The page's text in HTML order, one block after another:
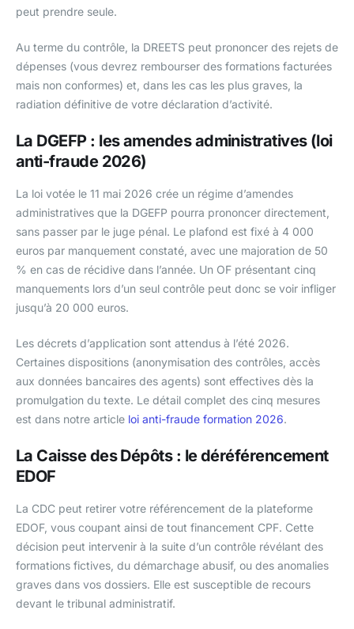
peut prendre seule.
Au terme du contrôle, la DREETS peut prononcer des rejets de
dépenses (vous devrez rembourser des formations facturées
mais non conformes) et, dans les cas les plus graves, la
radiation définitive de votre déclaration d’activité.
La DGEFP : les amendes administratives (loi
anti-fraude 2026)
La loi votée le 11 mai 2026 crée un régime d’amendes
administratives que la DGEFP pourra prononcer directement,
sans passer par le juge pénal. Le plafond est fixé à 4 000
euros par manquement constaté, avec une majoration de 50
% en cas de récidive dans l’année. Un OF présentant cinq
manquements lors d’un seul contrôle peut donc se voir infliger
jusqu’à 20 000 euros.
Les décrets d’application sont attendus à l’été 2026.
Certaines dispositions (anonymisation des contrôles, accès
aux données bancaires des agents) sont effectives dès la
promulgation du texte. Le détail complet des cinq mesures
est dans notre article loi anti-fraude formation 2026.
La Caisse des Dépôts : le déréférencement
EDOF
La CDC peut retirer votre référencement de la plateforme
EDOF, vous coupant ainsi de tout financement CPF. Cette
décision peut intervenir à la suite d’un contrôle révélant des
formations fictives, du démarchage abusif, ou des anomalies
graves dans vos dossiers. Elle est susceptible de recours
devant le tribunal administratif.